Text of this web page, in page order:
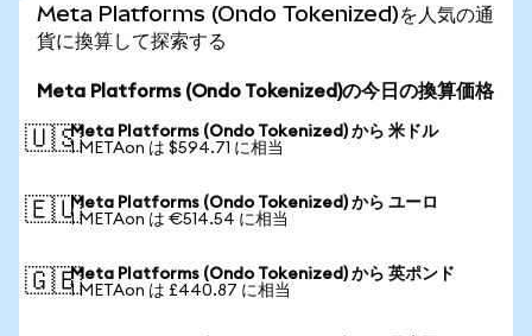
Meta Platforms (Ondo Tokenized)を人気の通
貨に換算して探索する
Meta Platforms (Ondo Tokenized)の今日の換算価格
🇺🇸Meta Platforms (Ondo Tokenized) から 米ドル
1 METAon は $594.71 に相当
🇪🇺Meta Platforms (Ondo Tokenized) から ユーロ
1 METAon は €514.54 に相当
🇬🇧Meta Platforms (Ondo Tokenized) から 英ポンド
1 METAon は £440.87 に相当